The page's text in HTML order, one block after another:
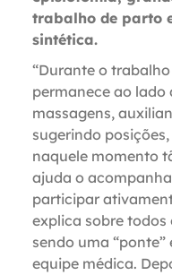
trabalho de parto
sintética.
“Durante o
permanece ao lado
massagens,
sugerindo
naquele momento
ajuda o
participar
explica sobre
sendo uma
equipe médica.